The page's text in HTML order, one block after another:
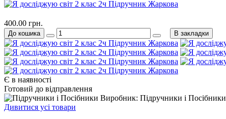
Є в наявності
Готовий до відправлення
Виробник: Підручники і Посібники
Дивитися усі товари
400.00 грн.
До кошика В закладки